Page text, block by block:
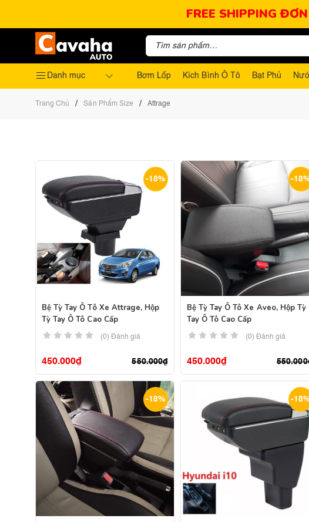
FREE SHIPPING
Danh mục Bơm Lốp Kích Bình Ô Tô Bạt Phủ
Trang Chủ / Sản Phẩm Size / Attrage
-18%
Bệ Tỳ Tay Ô Tô Xe Attrage, Hộp
Tỳ Tay Ô Tô Cao Cấp
(0) Đánh giá
550.000₫
450.000₫
-
Bệ Tỳ Tay Ô Tô Xe Aveo, Hộp Tỳ
Tay Ô Tô Cao Cấp
(0) Đánh giá
550.000
450.000₫
-18% -